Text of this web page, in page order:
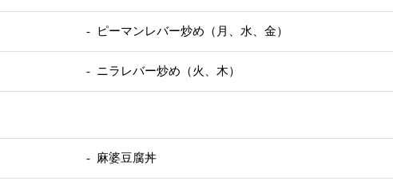
- ピーマンレバー炒め（月、水、金）
- ニラレバー炒め（火、木）
- 麻婆豆腐丼